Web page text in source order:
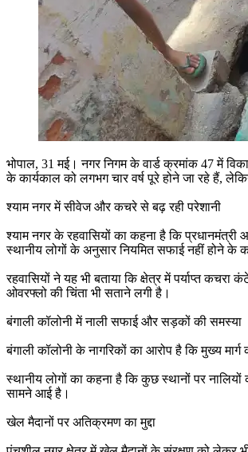
भोपाल, 31 मई। नगर निगम के वार्ड क्रमांक 47 में
के कार्यकाल को लगभग चार वर्ष पूरे होने जा रहे हैं,
श्याम नगर में सीवेज और कचरे से बढ़ रही परेशानी
श्याम नगर के रहवासियों का कहना है कि
स्थानीय लोगों के अनुसार नियमित सफाई नहीं होने के
रहवासियों ने यह भी बताया कि क्षेत्र में पर्याप्त
ओवरफ्लो की चिंता भी सताने लगी है।
बंगाली कॉलोनी में नाली सफाई और सड़कों की समस्या
बंगाली कॉलोनी के नागरिकों का आरोप है कि मुख्य
स्थानीय लोगों का कहना है कि कुछ स्थानों पर
सामने आई है।
खेल मैदानों पर अतिक्रमण का मुद्दा